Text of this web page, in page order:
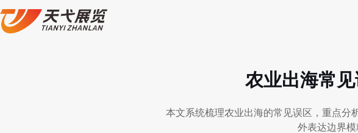
农业出海常
本文系统梳理农业出海的常见误区，重点分
外表达边界模